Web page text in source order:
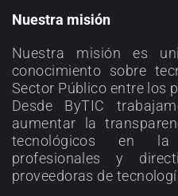
Nuestra misión
Nuestra misión es
conocimiento sobre
Sector Público entre los
Desde ByTIC
aumentar la
tecnológicos en la
profesionales y
proveedoras de